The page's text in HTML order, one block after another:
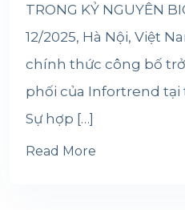
TRONG KỶ NGUYÊN
12/2025, Hà Nội, Việt
chính thức công bố
phối của Infortrend tại
Sự hợp […]
Read More